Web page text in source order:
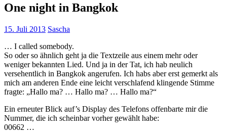
One night in Bangkok
15. Juli 2013 Sascha
… I called somebody.
So oder so ähnlich geht ja die Textzeile aus einem mehr oder
weniger bekannten Lied. Und ja in der Tat, ich hab neulich
versehentlich in Bangkok angerufen. Ich habs aber erst gemerkt als
mich am anderen Ende eine leicht verschlafend klingende Stimme
fragte: „Hallo ma? … Hallo ma? … Hallo ma?“
Ein erneuter Blick auf’s Display des Telefons offenbarte mir die
Nummer, die ich scheinbar vorher gewählt habe:
00662 …